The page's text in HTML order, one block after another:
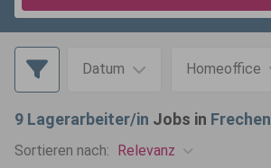
Datum Homeoffice
9 Lagerarbeiter/in Jobs in Frechen
Sortieren nach: Relevanz